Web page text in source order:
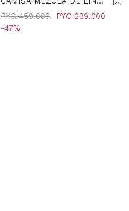
CON BOLSILLO - CAQUI
PYG 239.000
PYG 459.000
47